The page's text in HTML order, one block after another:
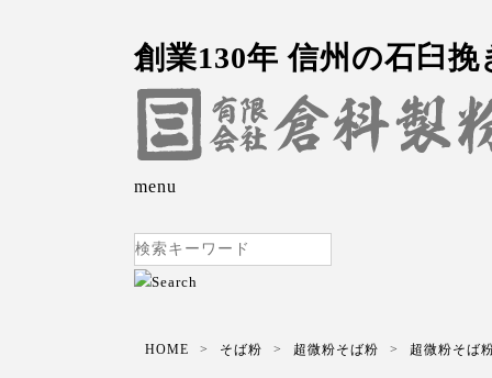
創業130年 信州の石臼
menu
HOME そば粉 超微粉そば粉 超微粉そば